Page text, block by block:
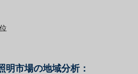
明市場の地域分析：